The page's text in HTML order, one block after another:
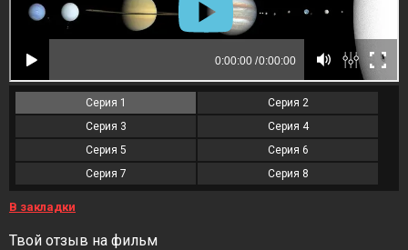
Серия 1
Серия 2
Серия 3
Серия 4
Серия 5
Серия 6
Серия 7
Серия 8
В закладки
Твой отзыв на фильм